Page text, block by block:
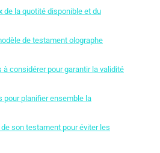
de la quotité disponible et du
de testament olographe
considérer pour garantir la validité
pour planifier ensemble la
son testament pour éviter les